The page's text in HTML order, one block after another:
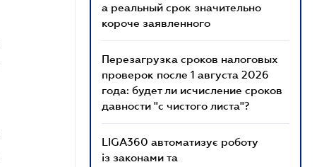
а реальный срок значительно
короче заявленного
Перезагрузка сроков налоговых
проверок после 1 августа 2026
года: будет ли исчисление сроков
давности "с чистого листа"?
LIGA360 автоматизує роботу
із законами та